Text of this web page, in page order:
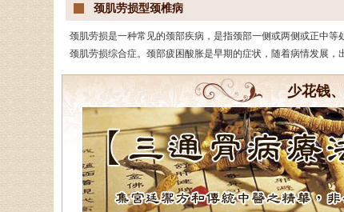
颈肌劳损型颈椎病
颈肌劳损是一种常见的颈部疾病，是指颈部一侧或两侧或正中
颈肌劳损综合症。颈部疲困酸胀是早期的症状，随着病情发展
少花钱